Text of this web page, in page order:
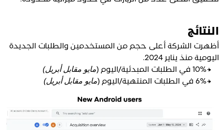
الشركة أعلى حجم من المستخدمين والطلبات الجديدة
منذ يناير 2024.
+10% في الطلبات المبدئية/اليوم (
مايو مقابل أبريل)
+6% في الطلبات المنتهية/اليوم (
مايو مقابل أبريل)